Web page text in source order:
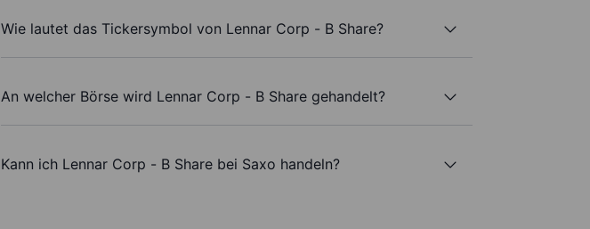
Wie lautet das Tickersymbol von Lennar Corp - B Share?
An welcher Börse wird Lennar Corp - B Share gehandelt?
Kann ich Lennar Corp - B Share bei Saxo handeln?